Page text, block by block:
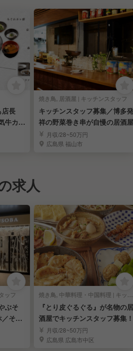
店長
牛カツ
焼き鳥, 居酒屋 | キッチンスタッフ
キッチンスタッフ募集／博多発
祥の野菜巻き串が自慢の居酒屋
月収/28~50万円
広島県 福山市
求人
ッフ
ぶそ
そば
焼き鳥, 中華料理・中国料理 | キッチンスタッフ
『とり皮ぐるぐる』が名物の居
酒屋でキッチンスタッフ募集！
月収/28~50万円
広島県 広島市中区